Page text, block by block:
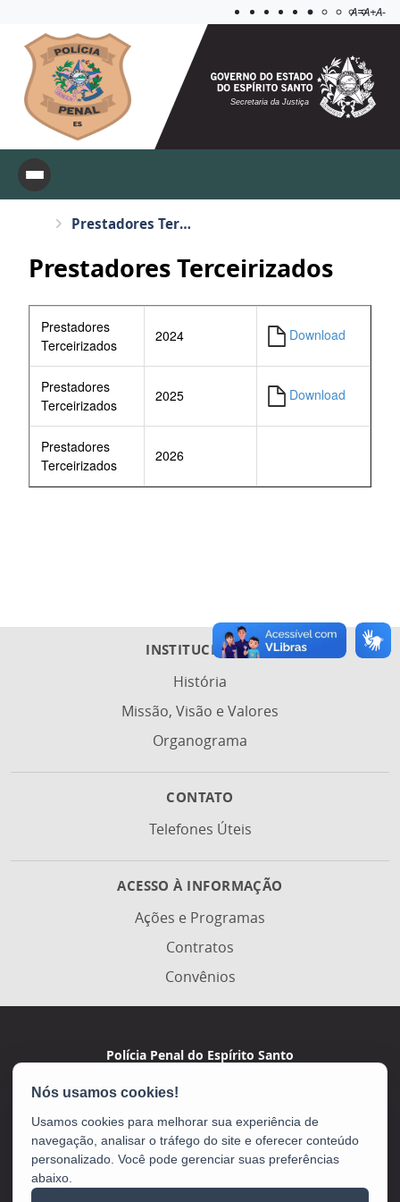
Aplicar
A=A+A-
Secretaria da Justiça
Prestadores Terceirizados
Prestadores Terceirizados
Prestadores
Terceirizados
2024 Download
Prestadores
Terceirizados
2025 Download
Prestadores
Terceirizados
2026
INSTITUCIONAL
História
Missão, Visão e Valores
Organograma
CONTATO
Telefones Úteis
ACESSO À INFORMAÇÃO
Ações e Programas
Contratos
Convênios
Polícia Penal do Espírito Santo
Av. Marechal Campos, 495 - De Lourdes
Usamos cookies para melhorar sua experiência de
navegação, analisar o tráfego do site e oferecer conteúdo
personalizado. Você pode gerenciar suas preferências
abaixo.